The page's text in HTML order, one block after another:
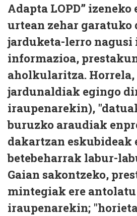
Adapta LOPD”
urtean zehar garatuko
jarduketa-lerro nagusi
informazioa,
aholkularitza.
jardunaldiak egingo
iraupenarekin),
buruzko araudiak
dakartzan eskubideak
betebeharrak labur-
Gaian sakontzeko,
mintegiak ere
iraupenarekin;